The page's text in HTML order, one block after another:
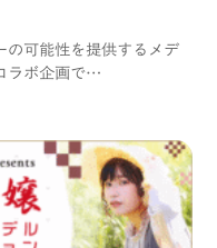
の可能性を提供するメデ
ラボ企画で…